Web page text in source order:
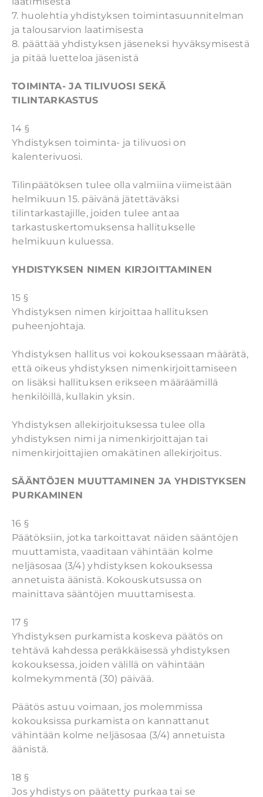
7. huolehtia yhdistyksen toimintasuunnitelman
ja talousarvion laatimisesta
8. päättää yhdistyksen jäseneksi hyväksymisestä
ja pitää luetteloa jäsenistä
TOIMINTA- JA TILIVUOSI SEKÄ
TILINTARKASTUS
14 §
Yhdistyksen toiminta- ja tilivuosi on
kalenterivuosi.
Tilinpäätöksen tulee olla valmiina viimeistään
helmikuun 15. päivänä jätettäväksi
tilintarkastajille, joiden tulee antaa
tarkastuskertomuksensa hallitukselle
helmikuun kuluessa.
YHDISTYKSEN NIMEN KIRJOITTAMINEN
15 §
Yhdistyksen nimen kirjoittaa hallituksen
puheenjohtaja.
Yhdistyksen hallitus voi kokouksessaan määrätä,
että oikeus yhdistyksen nimenkirjoittamiseen
on lisäksi hallituksen erikseen määräämillä
henkilöillä, kullakin yksin.
Yhdistyksen allekirjoituksessa tulee olla
yhdistyksen nimi ja nimenkirjoittajan tai
nimenkirjoittajien omakätinen allekirjoitus.
SÄÄNTÖJEN MUUTTAMINEN JA YHDISTYKSEN
PURKAMINEN
16 §
Päätöksiin, jotka tarkoittavat näiden sääntöjen
muuttamista, vaaditaan vähintään kolme
neljäsosaa (3/4) yhdistyksen kokouksessa
annetuista äänistä. Kokouskutsussa on
mainittava sääntöjen muuttamisesta.
17 §
Yhdistyksen purkamista koskeva päätös on
tehtävä kahdessa peräkkäisessä yhdistyksen
kokouksessa, joiden välillä on vähintään
kolmekymmentä (30) päivää.
Päätös astuu voimaan, jos molemmissa
kokouksissa purkamista on kannattanut
vähintään kolme neljäsosaa (3/4) annetuista
äänistä.
18 §
Jos yhdistys on päätetty purkaa tai se